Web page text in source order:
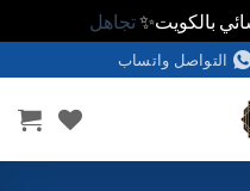
بالكويت✨تجاهل
التواصل واتساب